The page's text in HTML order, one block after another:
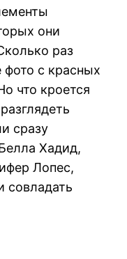
они
раз
с красных
что кроется
сразу
Хадид,
Лопес,
совладать